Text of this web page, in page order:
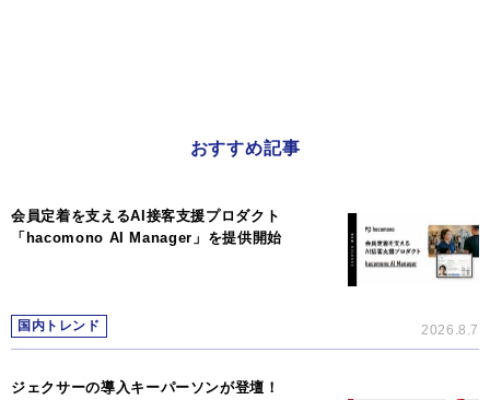
おすすめ記事
会員定着を支えるAI接客支援プロダクト
「hacomono AI Manager」を提供開始
国内トレンド 2026.8.7
ジェクサーの導入キーパーソンが登壇！